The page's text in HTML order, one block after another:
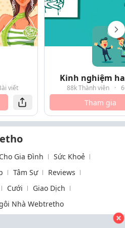
viết
Kinh nghiệm
88k Thành viên ·
Tham gia
Gia Đình
Sức Khoẻ
Tâm Sự
Reviews
Cưới
Giao Dịch
Nhà Webtretho